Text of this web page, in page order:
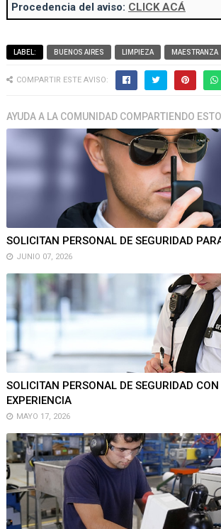
Procedencia del aviso: CLICK ACÁ
LABEL: BUENOS AIRES LIMPIEZA MAESTRANZA
COMPARTIR ESTE AVISO:
AYUDA A LA COMUNIDAD COMPARTIENDO
SOLICITAN PERSONAL DE SEGURIDAD
JUNIO 07, 2026
SOLICITAN PERSONAL DE SEGURIDAD
EXPERIENCIA
MAYO 17, 2026